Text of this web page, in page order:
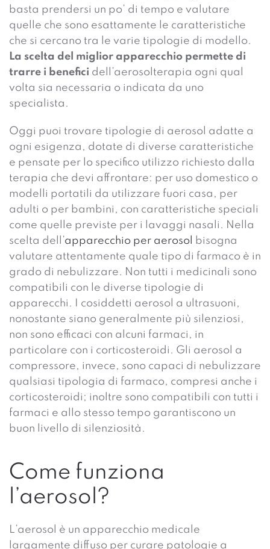
basta prendersi un po’ di tempo e valutare
quelle che sono esattamente le caratteristiche
che si cercano tra le varie tipologie di modello.
La scelta del miglior apparecchio permette di
trarre i benefici dell’aerosolterapia ogni qual
volta sia necessaria o indicata da uno
specialista.
Oggi puoi trovare tipologie di aerosol
adatte a
ogni esigenza, dotate di diverse caratteristiche
e pensate per lo specifico utilizzo richiesto dalla
terapia che devi affrontare: per uso domestico o
modelli portatili da utilizzare fuori casa, per
adulti o per bambini, con caratteristiche speciali
come quelle previste per i lavaggi nasali. Nella
scelta dell’apparecchio per aerosol
bisogna
valutare attentamente quale tipo di farmaco è in
grado di nebulizzare. Non tutti i medicinali sono
compatibili con le diverse tipologie di
apparecchi. I cosiddetti aerosol a ultrasuoni,
nonostante siano generalmente più silenziosi,
non sono efficaci con alcuni farmaci, in
particolare con i corticosteroidi. Gli aerosol a
compressore, invece, sono capaci di nebulizzare
qualsiasi tipologia di farmaco, compresi anche i
corticosteroidi; inoltre sono compatibili con tutti i
farmaci e allo stesso tempo garantiscono un
buon livello di silenziosità.
Come funziona
l’aerosol?
L’aerosol è un apparecchio medicale
largamente diffuso per curare patologie a